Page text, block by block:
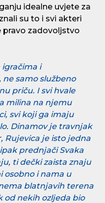
idealne uvjete za
su to i svi akteri
pravo zadovoljstvo
igračima i
samo službeno
priču. I svi hvale
milina na njemu
svi koji ga imaju
Dinamov je travnjak
Rujevica je isto jedna
prednjači Svaka
ti dečki zaista znaju
osobno i nama u
blatnjavih terena
od nekih ozljeda bio